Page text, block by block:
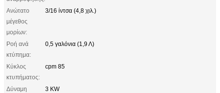
Ανώτατο
μέγεθος
μορίων:
3/16 ίντσα (4,8 χιλ.)
Ροή ανά
κτύπημα:
0,5 γαλόνια (1,9 Λ)
Κύκλος
κτυπήματος:
cpm 85
Δύναμη
3 KW